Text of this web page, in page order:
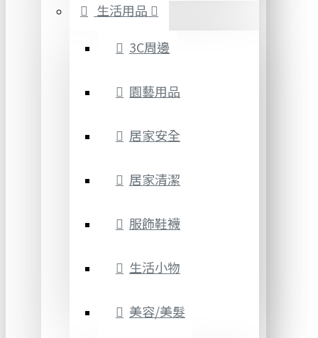
生活用品
3C周邊
園藝用品
居家安全
居家清潔
服飾鞋襪
生活小物
美容/美髮